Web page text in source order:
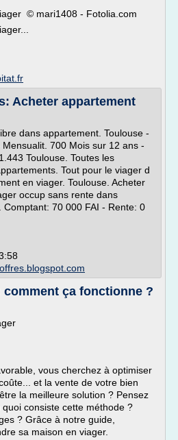
© mari1408 - Fotolia.com
Acheter appartement
dans appartement. Toulouse -
700 Mois sur 12 ans -
Toulouse. Toutes les
Tout pour le viager d
en viager. Toulouse. Acheter
occup sans rente dans
Comptant: 70 000 FAI - Rente: 0
comment ça fonctionne ?
vous cherchez à optimiser
et la vente de votre bien
la meilleure solution ? Pensez
consiste cette méthode ?
? Grâce à notre guide,
sa maison en viager.